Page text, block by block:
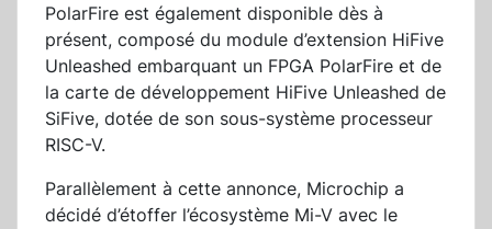
PolarFire est également disponible dès à
présent, composé du module d’extension HiFive
Unleashed embarquant un FPGA PolarFire et de
la carte de développement HiFive Unleashed de
SiFive, dotée de son sous-système processeur
RISC-V.
Parallèlement à cette annonce, Microchip a
décidé d’étoffer l’écosystème Mi-V avec le